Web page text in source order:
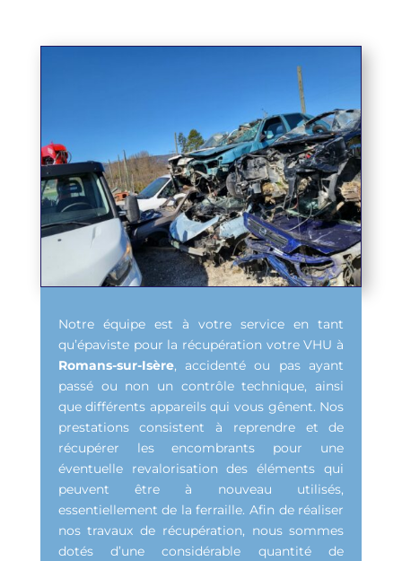
Notre équipe est à votre service en tant
qu’épaviste pour la récupération votre VHU à
Romans-sur-Isère, accidenté ou pas ayant
passé ou non un contrôle technique, ainsi
que différents appareils qui vous gênent. Nos
prestations consistent à reprendre et de
récupérer les encombrants pour une
éventuelle revalorisation des éléments qui
peuvent être à nouveau utilisés,
essentiellement de la ferraille. Afin de réaliser
nos travaux de récupération, nous sommes
dotés d’une considérable quantité de